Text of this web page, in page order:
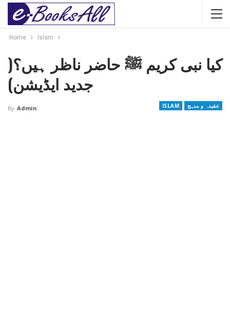
Home Islam
کیا نبی کریم ﷺ حاضر ناظر ہیں؟(
جدید ایڈیشن)
ISLAM عقیدہ و منہج By Admin